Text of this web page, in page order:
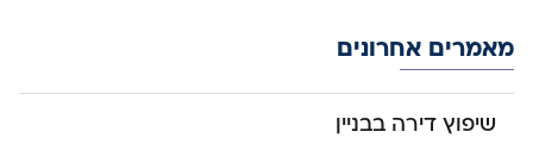
מאמרים אחרונים
שיפוץ דירה בבניין